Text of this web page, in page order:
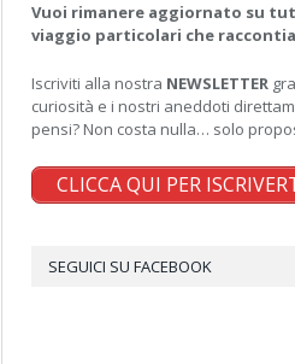
Vuoi rimanere aggiornato su
viaggio particolari che
Iscriviti alla nostra NEWSLETTER
curiosità e i nostri aneddoti
pensi? Non costa nulla… solo
CLICCA QUI PER
SEGUICI SU FACEBOOK